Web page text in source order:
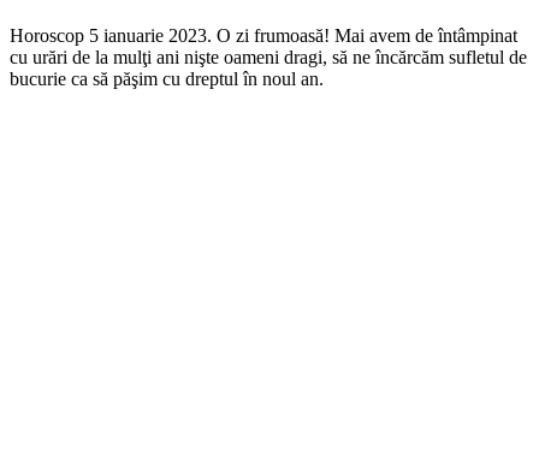
Horoscop 5 ianuarie 2023. O zi frumoasă! Mai avem de întâmpinat
cu urări de la mulţi ani nişte oameni dragi, să ne încărcăm sufletul de
bucurie ca să păşim cu dreptul în noul an.